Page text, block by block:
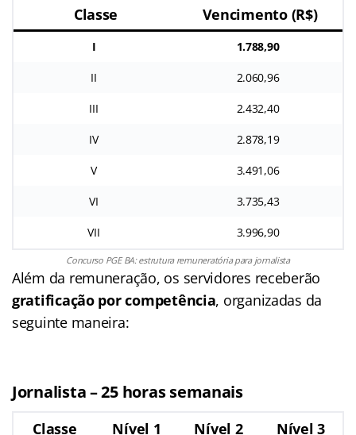
Classe Vencimento (R$)
I 1.788,90
II 2.060,96
III 2.432,40
IV 2.878,19
V 3.491,06
VI 3.735,43
VII 3.996,90
Concurso PGE BA: estrutura remuneratória para jornalista
Além da remuneração, os servidores receberão
gratificação por competência, organizadas da
seguinte maneira:
Jornalista – 25 horas semanais
Classe Nível 1 Nível 2 Nível 3